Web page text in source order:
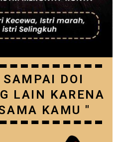
DOI
LAIN KARENA
KAMU "